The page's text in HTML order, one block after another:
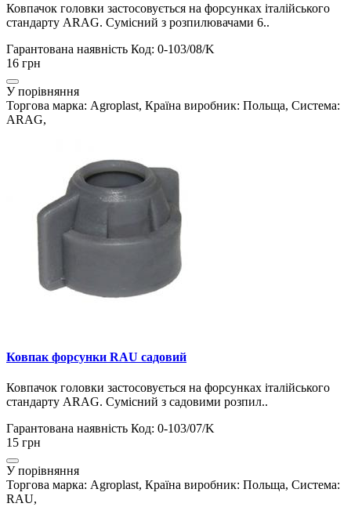
Ковпачок головки застосовується на форсунках італійського
стандарту ARAG. Сумісний з розпилювачами 6..
Гарантована наявність Код: 0-103/08/K
16 грн
У порівняння
Торгова марка: Agroplast, Країна виробник: Польща, Система:
ARAG,
Ковпак форсунки RAU садовий
Ковпачок головки застосовується на форсунках італійського
стандарту ARAG. Сумісний з садовими розпил..
Гарантована наявність Код: 0-103/07/K
15 грн
У порівняння
Торгова марка: Agroplast, Країна виробник: Польща, Система:
RAU,